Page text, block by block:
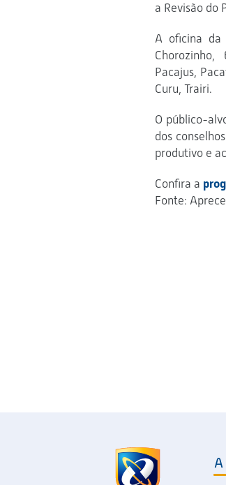
a Revisão do
A oficina da
Chorozinho,
Pacajus,
Curu, Trairi.
O público-
dos
produtivo e
Confira a
Fonte: Aprece
A